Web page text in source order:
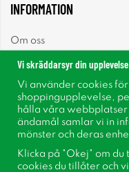
INFORMATION
Om oss
Nyhetsbrev
Om cookies
Vi skräddarsyr din upplevelse
Vi använder cookies
shoppingupplevelse,
hålla våra
ändamål samlar vi in
mönster och deras
Klicka på "Okej" om
cookies du tillåter och